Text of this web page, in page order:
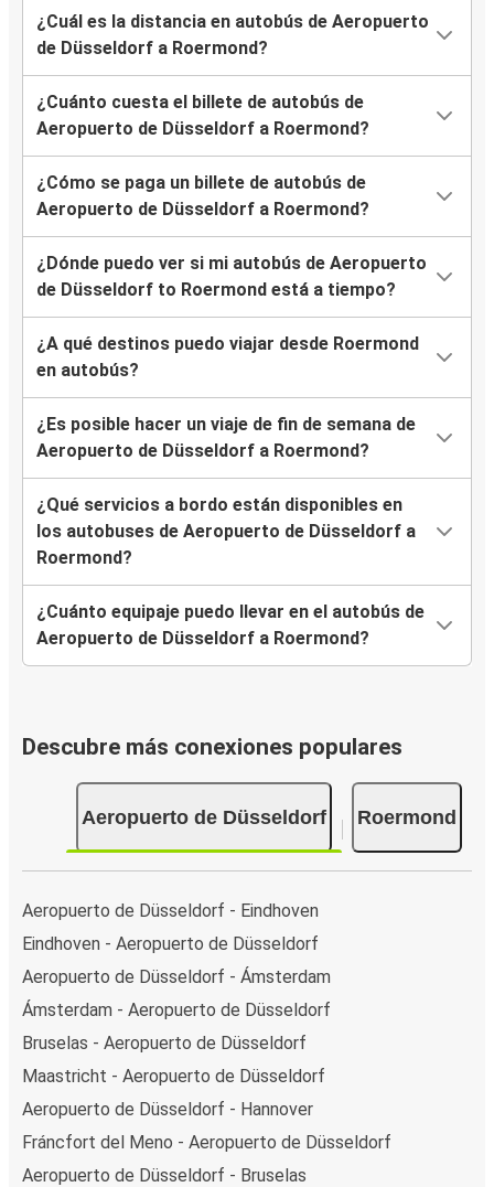
¿Cuál es la distancia en autobús de Aeropuerto
de Düsseldorf a Roermond?
¿Cuánto cuesta el billete de autobús de
Aeropuerto de Düsseldorf a Roermond?
¿Cómo se paga un billete de autobús de
Aeropuerto de Düsseldorf a Roermond?
¿Dónde puedo ver si mi autobús de Aeropuerto
de Düsseldorf to Roermond está a tiempo?
¿A qué destinos puedo viajar desde Roermond
en autobús?
¿Es posible hacer un viaje de fin de semana de
Aeropuerto de Düsseldorf a Roermond?
¿Qué servicios a bordo están disponibles en
los autobuses de Aeropuerto de Düsseldorf a
Roermond?
¿Cuánto equipaje puedo llevar en el autobús de
Aeropuerto de Düsseldorf a Roermond?
Descubre más conexiones populares
Aeropuerto de Düsseldorf Roermond
Aeropuerto de Düsseldorf - Eindhoven
Eindhoven - Aeropuerto de Düsseldorf
Aeropuerto de Düsseldorf - Ámsterdam
Ámsterdam - Aeropuerto de Düsseldorf
Bruselas - Aeropuerto de Düsseldorf
Maastricht - Aeropuerto de Düsseldorf
Aeropuerto de Düsseldorf - Hannover
Fráncfort del Meno - Aeropuerto de Düsseldorf
Aeropuerto de Düsseldorf - Bruselas